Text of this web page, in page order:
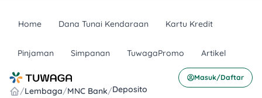
Home Dana Tunai Kendaraan Kartu Kredit
Pinjaman Simpanan TuwagaPromo Artikel
Masuk/Daftar
/Lembaga/MNC Bank/Deposito